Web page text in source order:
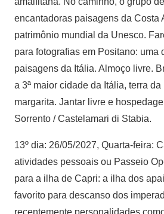
encantadoras paisagens da Costa
patrimônio mundial da Unesco.
para fotografias em Positano: uma
paisagens da Itália. Almoço livre.
a 3ª maior cidade da Itália, terra da
margarita. Jantar livre e
Sorrento / Castelamari di Stabia.
13º dia: 26/05/2027, Quarta-feira:
atividades pessoais ou Passeio
para a ilha de Capri: a ilha dos
favorito para descanso dos
recentemente personalidades